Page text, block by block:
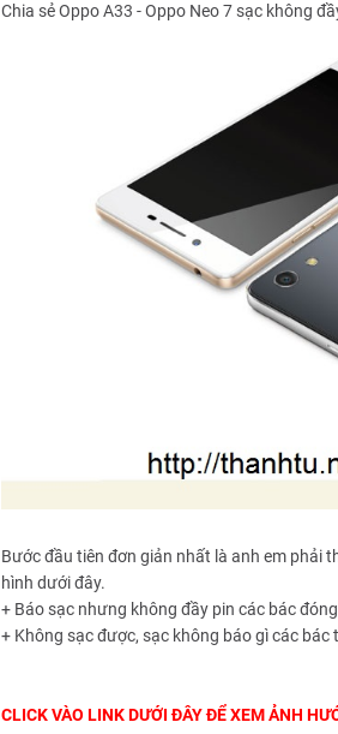
Chia sẻ Oppo A33 - Oppo Neo 7 sạc không
Bước đầu tiên đơn giản nhất là anh em phải
hình dưới đây.
+ Báo sạc nhưng không đầy pin các bác
+ Không sạc được, sạc không báo gì các
CLICK VÀO LINK DƯỚI ĐÂY ĐỂ XEM ẢNH